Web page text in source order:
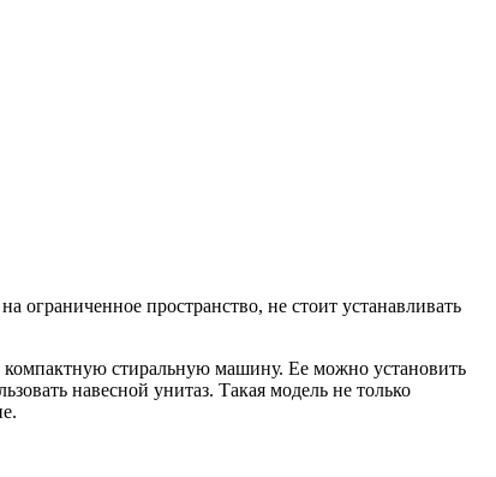
ограниченное пространство, не стоит устанавливать
компактную стиральную машину. Ее можно установить
навесной унитаз. Такая модель не только